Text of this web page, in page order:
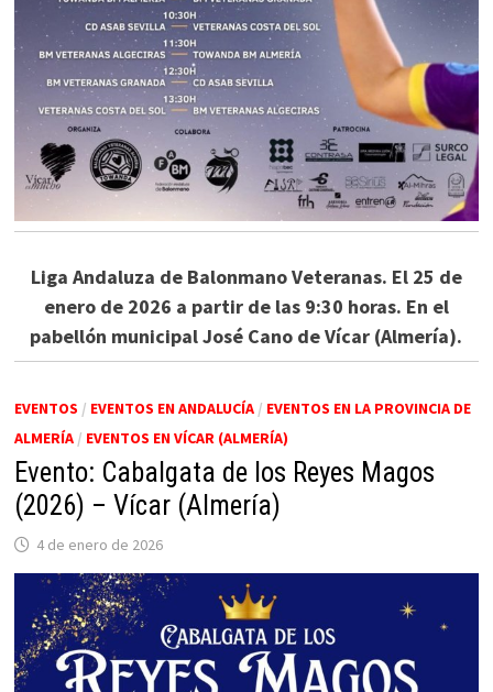
Liga Andaluza de Balonmano Veteranas. El 25 de
enero de 2026 a partir de las 9:30 horas. En el
pabellón municipal José Cano de Vícar (Almería).
EVENTOS / EVENTOS EN ANDALUCÍA/ EVENTOS EN LA PROVINCIA DE
ALMERÍA/ EVENTOS EN VÍCAR (ALMERÍA)
Evento: Cabalgata de los Reyes Magos
(2026) – Vícar (Almería)
4 de enero de 2026